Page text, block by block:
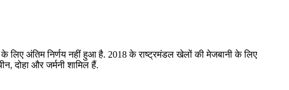
लिए अंतिम निर्णय नहीं हुआ है. 2018 के राष्ट्रमंडल खेलों की मेजबानी के लिए
दोहा और जर्मनी शामिल हैं.